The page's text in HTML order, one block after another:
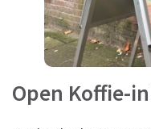
Open Koffie-